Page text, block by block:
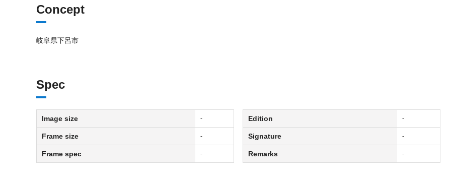
Concept
岐阜県下呂市
Spec
Image size -
Frame size -
Frame spec -
Edition -
Signature -
Remarks -